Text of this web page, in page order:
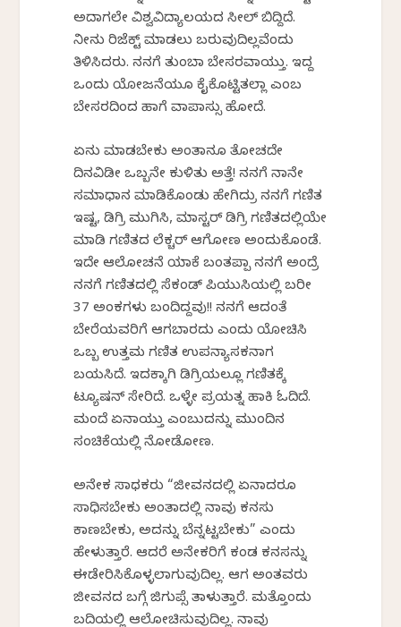
ಅದಾಗಲೇ ವಿಶ್ವವಿದ್ಯಾಲಯದ ಸೀಲ್ ಬಿದ್ದಿದೆ.
ನೀನು ರಿಜೆಕ್ಟ್ ಮಾಡಲು ಬರುವುದಿಲ್ಲವೆಂದು
ತಿಳಿಸಿದರು. ನನಗೆ ತುಂಬಾ ಬೇಸರವಾಯ್ತು. ಇದ್ದ
ಒಂದು ಯೋಜನೆಯೂ ಕೈಕೊಟ್ಟಿತಲ್ಲಾ ಎಂಬ
ಬೇಸರದಿಂದ ಹಾಗೆ ವಾಪಾಸ್ಸು ಹೋದೆ.
ಏನು ಮಾಡಬೇಕು ಅಂತಾನೂ ತೋಚದೇ
ದಿನವಿಡೀ ಒಬ್ಬನೇ ಕುಳಿತು ಅತ್ತೆ! ನನಗೆ ನಾನೇ
ಸಮಾಧಾನ ಮಾಡಿಕೊಂಡು ಹೇಗಿದ್ರು ನನಗೆ ಗಣಿತ
ಇಷ್ಟ, ಡಿಗ್ರಿ ಮುಗಿಸಿ, ಮಾಸ್ಟರ್ ಡಿಗ್ರಿ ಗಣಿತದಲ್ಲಿಯೇ
ಮಾಡಿ ಗಣಿತದ ಲೆಕ್ಚರ್ ಆಗೋಣ ಅಂದುಕೊಂಡೆ.
ಇದೇ ಆಲೋಚನೆ ಯಾಕೆ ಬಂತಪ್ಪಾ ನನಗೆ ಅಂದ್ರೆ
ನನಗೆ ಗಣಿತದಲ್ಲಿ ಸೆಕಂಡ್ ಪಿಯುಸಿಯಲ್ಲಿ ಬರೀ
37 ಅಂಕಗಳು ಬಂದಿದ್ದವು!! ನನಗೆ ಆದಂತೆ
ಬೇರೆಯವರಿಗೆ ಆಗಬಾರದು ಎಂದು ಯೋಚಿಸಿ
ಒಬ್ಬ ಉತ್ತಮ ಗಣಿತ ಉಪನ್ಯಾಸಕನಾಗ
ಬಯಸಿದೆ. ಇದಕ್ಕಾಗಿ ಡಿಗ್ರಿಯಲ್ಲೂ ಗಣಿತಕ್ಕೆ
ಟ್ಯೂಷನ್ ಸೇರಿದೆ. ಒಳ್ಳೇ ಪ್ರಯತ್ನ ಹಾಕಿ ಓದಿದೆ.
ಮಂದೆ ಏನಾಯ್ತು ಎಂಬುದನ್ನು ಮುಂದಿನ
ಸಂಚಿಕೆಯಲ್ಲಿ ನೋಡೋಣ.
ಅನೇಕ ಸಾಧಕರು “ಜೀವನದಲ್ಲಿ ಏನಾದರೂ
ಸಾಧಿಸಬೇಕು ಅಂತಾದಲ್ಲಿ ನಾವು ಕನಸು
ಕಾಣಬೇಕು, ಅದನ್ನು ಬೆನ್ನಟ್ಟಬೇಕು” ಎಂದು
ಹೇಳುತ್ತಾರೆ. ಆದರೆ ಅನೇಕರಿಗೆ ಕಂಡ ಕನಸನ್ನು
ಈಡೇರಿಸಿಕೊಳ್ಳಲಾಗುವುದಿಲ್ಲ. ಆಗ ಅಂತವರು
ಜೀವನದ ಬಗ್ಗೆ ಜಿಗುಪ್ಸೆ ತಾಳುತ್ತಾರೆ. ಮತ್ತೊಂದು
ಬದಿಯಲ್ಲಿ ಆಲೋಚಿಸುವುದಿಲ್ಲ. ನಾವು